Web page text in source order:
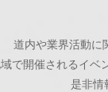
道内や業界活動に
で開催されるイベ
是非情